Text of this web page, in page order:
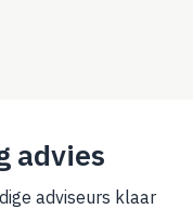
advies
adviseurs klaar